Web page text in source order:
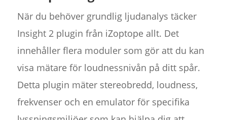
När du behöver grundlig ljudanalys täcker
Insight 2 plugin från iZoptope allt. Det
innehåller flera moduler som gör att du kan
visa mätare för loudnessnivån på ditt spår.
Detta plugin mäter stereobredd, loudness,
frekvenser och en emulator för specifika